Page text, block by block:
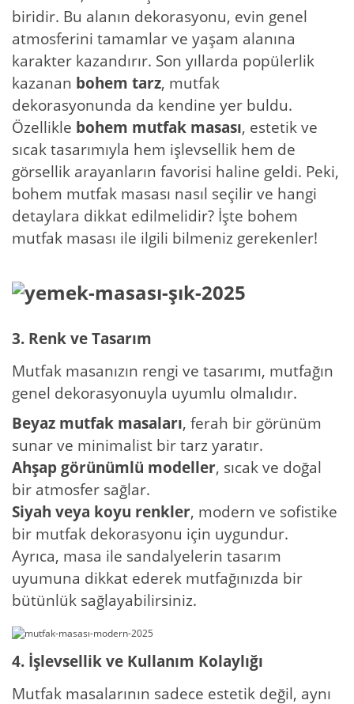
biridir. Bu alanın dekorasyonu, evin genel
atmosferini tamamlar ve yaşam alanına
karakter kazandırır. Son yıllarda popülerlik
kazanan bohem tarz, mutfak
dekorasyonunda da kendine yer buldu.
Özellikle bohem mutfak masası, estetik ve
sıcak tasarımıyla hem işlevsellik hem de
görsellik arayanların favorisi haline geldi. Peki,
bohem mutfak masası nasıl seçilir ve hangi
detaylara dikkat edilmelidir? İşte bohem
mutfak masası ile ilgili bilmeniz gerekenler!
3. Renk ve Tasarım
Mutfak masanızın rengi ve tasarımı, mutfağın
genel dekorasyonuyla uyumlu olmalıdır.
Beyaz mutfak masaları, ferah bir görünüm
sunar ve minimalist bir tarz yaratır.
Ahşap görünümlü modeller, sıcak ve doğal
bir atmosfer sağlar.
Siyah veya koyu renkler, modern ve sofistike
bir mutfak dekorasyonu için uygundur.
Ayrıca, masa ile sandalyelerin tasarım
uyumuna dikkat ederek mutfağınızda bir
bütünlük sağlayabilirsiniz.
4. İşlevsellik ve Kullanım Kolaylığı
Mutfak masalarının sadece estetik değil, aynı